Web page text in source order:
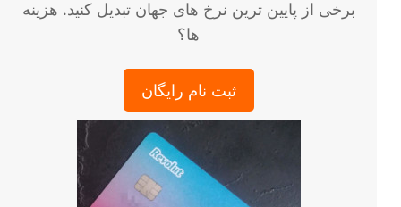
برخی از پایین ترین نرخ های جهان تبدیل کنید. هزینه
ها؟
ثبت نام رایگان